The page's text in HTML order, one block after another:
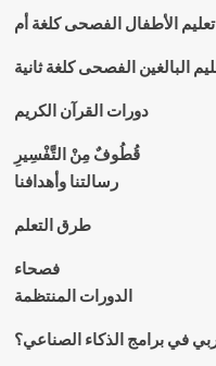
تعليم الأطفال الفصحى كلغة أم
البالغين الفصحى كلغة ثانية
دورات القرآن الكريم
قُطُوفٌ مِنْ التَّفْسِيرِ
رسالتنا وأهدافنا
طرق التعلم
فصحاء
الدورات المنتظمة
في برامج الذكاء الصناعي؟